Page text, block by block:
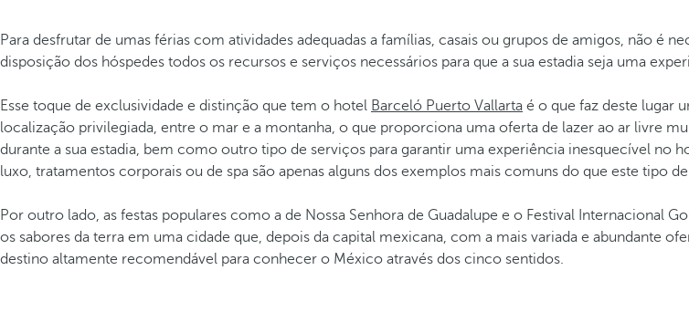
Para desfrutar de umas férias com atividades adequadas a famílias, casais ou grupos de amigos, não
disposição dos hóspedes todos os recursos e serviços necessários para que a sua estadia seja uma
Esse toque de exclusividade e distinção que tem o hotel Barceló Puerto Vallarta é o que faz deste lugar
localização privilegiada, entre o mar e a montanha, o que proporciona uma oferta de lazer ao ar livre
durante a sua estadia, bem como outro tipo de serviços para garantir uma experiência inesquecível no
luxo, tratamentos corporais ou de spa são apenas alguns dos exemplos mais comuns do que este tipo
Por outro lado, as festas populares como a de Nossa Senhora de Guadalupe e o Festival
os sabores da terra em uma cidade que, depois da capital mexicana, com a mais variada e abundante
destino altamente recomendável para conhecer o México através dos cinco sentidos.